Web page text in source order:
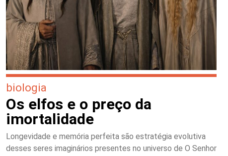
biologia
Os elfos e o preço da
imortalidade
Longevidade e memória perfeita são estratégia evolutiva
desses seres imaginários presentes no universo de O Senhor